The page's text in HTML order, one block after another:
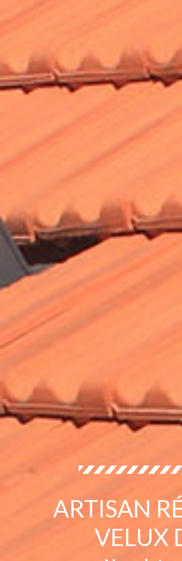
ARTISAN
VELUX